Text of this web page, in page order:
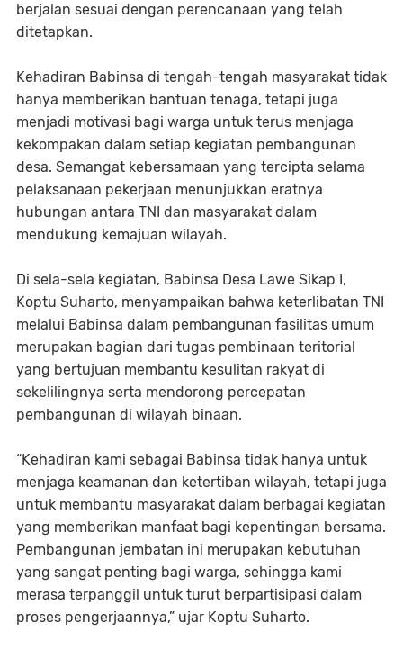
berjalan sesuai dengan perencanaan yang telah
ditetapkan.
Kehadiran Babinsa di tengah-tengah masyarakat tidak
hanya memberikan bantuan tenaga, tetapi juga
menjadi motivasi bagi warga untuk terus menjaga
kekompakan dalam setiap kegiatan pembangunan
desa. Semangat kebersamaan yang tercipta selama
pelaksanaan pekerjaan menunjukkan eratnya
hubungan antara TNI dan masyarakat dalam
mendukung kemajuan wilayah.
Di sela-sela kegiatan, Babinsa Desa Lawe Sikap I,
Koptu Suharto, menyampaikan bahwa keterlibatan TNI
melalui Babinsa dalam pembangunan fasilitas umum
merupakan bagian dari tugas pembinaan teritorial
yang bertujuan membantu kesulitan rakyat di
sekelilingnya serta mendorong percepatan
pembangunan di wilayah binaan.
“Kehadiran kami sebagai Babinsa tidak hanya untuk
menjaga keamanan dan ketertiban wilayah, tetapi juga
untuk membantu masyarakat dalam berbagai kegiatan
yang memberikan manfaat bagi kepentingan bersama.
Pembangunan jembatan ini merupakan kebutuhan
yang sangat penting bagi warga, sehingga kami
merasa terpanggil untuk turut berpartisipasi dalam
proses pengerjaannya,” ujar Koptu Suharto.